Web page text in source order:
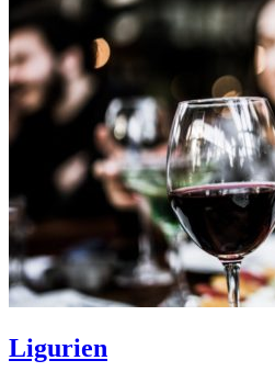
Ligurien